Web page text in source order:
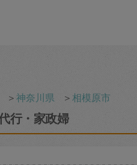
＞神奈川県 ＞相模原市
行・家政婦